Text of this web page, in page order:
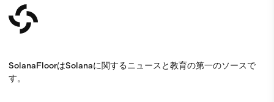
SolanaFloorはSolanaに関するニュースと教育の第一のソースで
す。